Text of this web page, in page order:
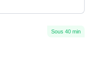
Sous 40 min